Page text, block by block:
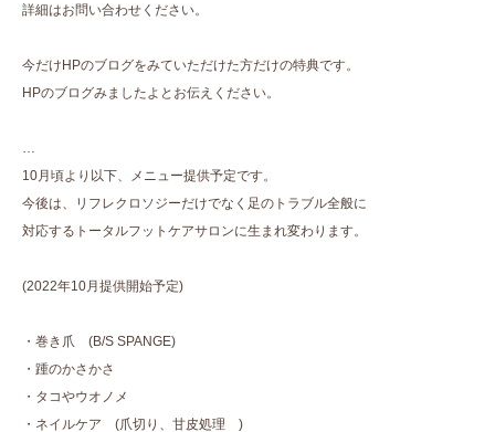
詳細はお問い合わせください。
今だけHPのブログをみていただけた方だけの特典です。
HPのブログみましたよとお伝えください。
10月頃より以下、メニュー提供予定です。
今後は、リフレクロソジーだけでなく足のトラブル全般に
対応するトータルフットケアサロンに生まれ変わります。
(2022年10月提供開始予定)
・巻き爪 (B/S SPANGE)
・踵のかさかさ
・タコやウオノメ
・ネイルケア (爪切り、甘皮処理 )